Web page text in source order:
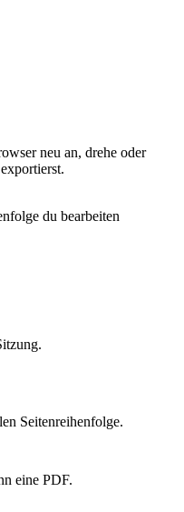
neu an, drehe oder
du bearbeiten
Seitenreihenfolge.
eine PDF.